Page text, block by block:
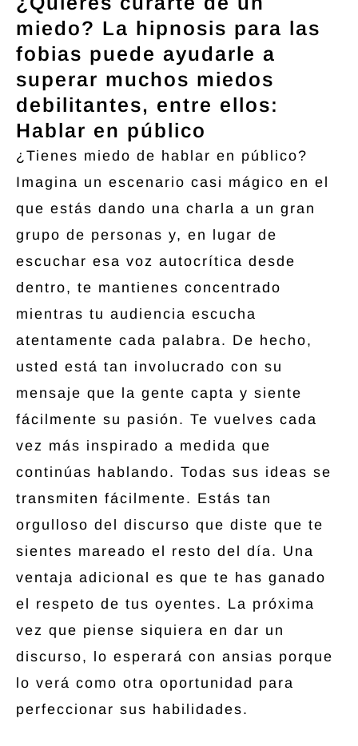
miedo? La hipnosis para las
fobias puede ayudarle a
superar muchos miedos
debilitantes, entre ellos:
Hablar en público
¿Tienes miedo de hablar en público?
Imagina un escenario casi mágico en el
que estás dando una charla a un gran
grupo de personas y, en lugar de
escuchar esa voz autocrítica desde
dentro, te mantienes concentrado
mientras tu audiencia escucha
atentamente cada palabra. De hecho,
usted está tan involucrado con su
mensaje que la gente capta y siente
fácilmente su pasión. Te vuelves cada
vez más inspirado a medida que
continúas hablando. Todas sus ideas se
transmiten fácilmente. Estás tan
orgulloso del discurso que diste que te
sientes mareado el resto del día. Una
ventaja adicional es que te has ganado
el respeto de tus oyentes. La próxima
vez que piense siquiera en dar un
discurso, lo esperará con ansias porque
lo verá como otra oportunidad para
perfeccionar sus habilidades.